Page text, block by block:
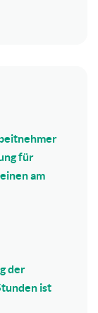
für
am
der
ist